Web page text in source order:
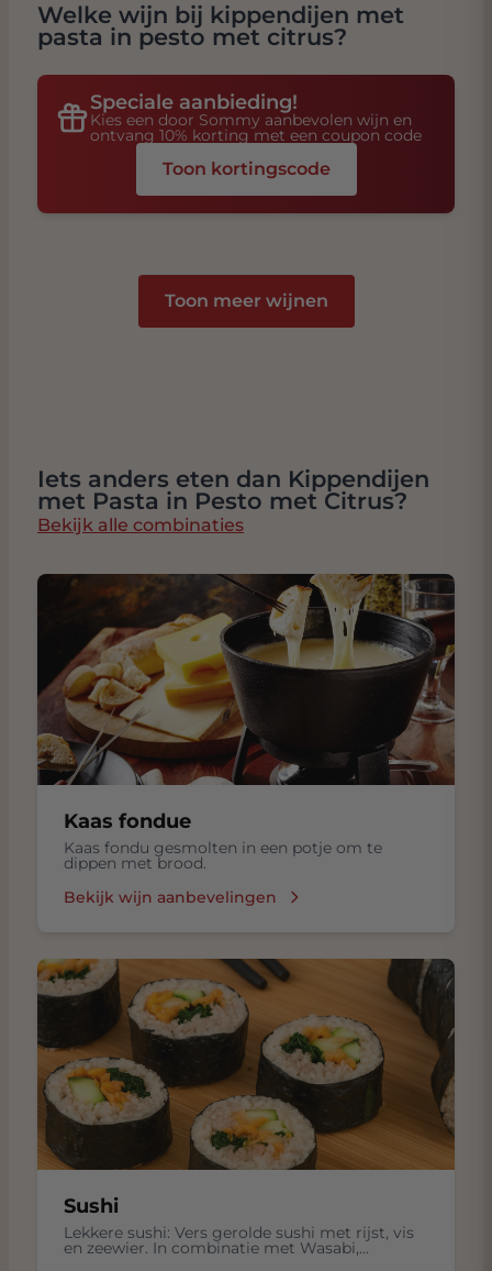
Welke wijn bij kippendijen met
pasta in pesto met citrus?
Speciale aanbieding!
Kies een door Sommy aanbevolen wijn en
ontvang 10% korting met een coupon code
Toon kortingscode
Toon meer wijnen
Iets anders eten dan Kippendijen
met Pasta in Pesto met Citrus?
Bekijk alle combinaties
Kaas fondue
Kaas fondu gesmolten in een potje om te
dippen met brood.
Bekijk wijn aanbevelingen
Sushi
Lekkere sushi: Vers gerolde sushi met rijst, vis
en zeewier. In combinatie met Wasabi,